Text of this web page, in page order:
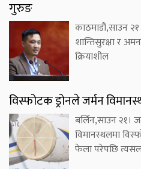
गुरुङ
काठमाडौं,साउन
शान्तिसुरक्षा र
क्रियाशील
विस्फोटक ड्रोनले जर्मन
बर्लिन,साउन २१।
विमानस्थलमा
फेला परेपछि